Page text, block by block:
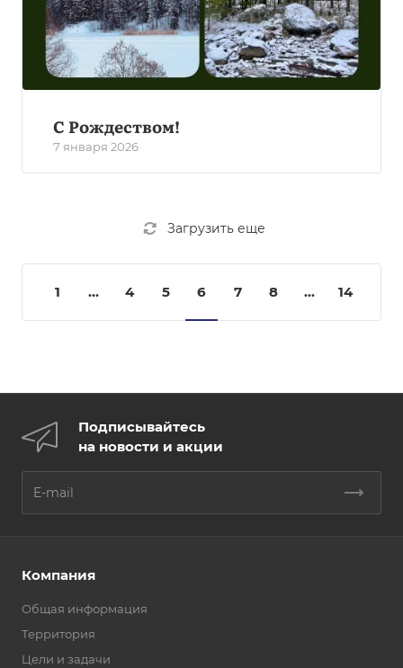
С Рождеством!
7 января 2026
Загрузить еще
1 ... 4 5 6 7 8 ... 14
Подписывайтесь
на новости и акции
Компания
Общая информация
Территория
Цели и задачи